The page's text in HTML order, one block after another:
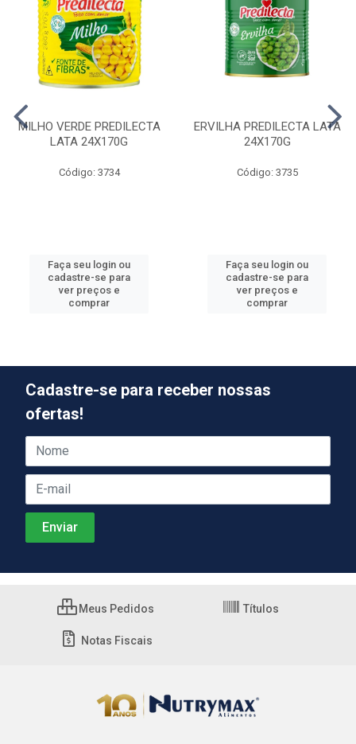
MILHO VERDE PREDILECTA
LATA 24X170G
Código: 3734
Faça seu login ou
cadastre-se para
ver preços e
comprar
ERVILHA PREDILECTA LATA
24X170G
Código: 3735
Faça seu login ou
cadastre-se para
ver preços e
comprar
Cadastre-se para receber nossas
ofertas!
Meus Pedidos Títulos
Notas Fiscais